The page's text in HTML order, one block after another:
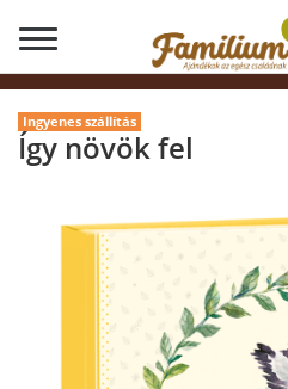
Ingyenes szállítás
Így növök fel